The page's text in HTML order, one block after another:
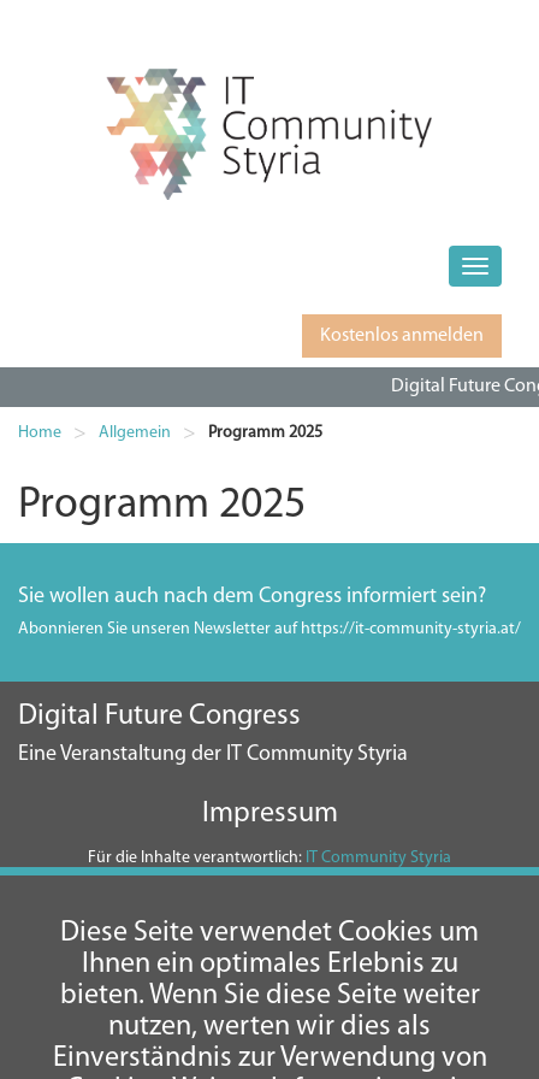
Toggle
Kostenlos anmelden
Digital Future
Home > Allgemein > Programm 2025
Programm 2025
Sie wollen auch nach dem Congress informiert sein?
Abonnieren Sie unseren Newsletter auf https://it-community-styria.at/
Digital Future Congress
Eine Veranstaltung der IT Community Styria
Impressum
Für die Inhalte verantwortlich: IT Community Styria
Umsetzung und Impressum:Axtesys
Diese Seite verwendet Cookies um
Ihnen ein optimales Erlebnis zu
bieten. Wenn Sie diese Seite weiter
nutzen, werten wir dies als
Einverständnis zur Verwendung von